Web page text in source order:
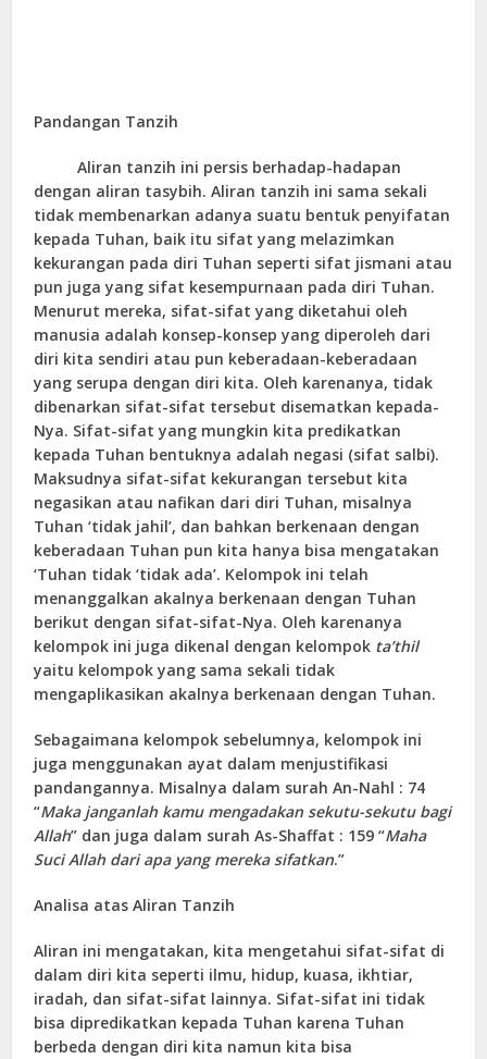
Pandangan Tanzih
Aliran tanzih ini persis berhadap-hadapan
dengan aliran tasybih. Aliran tanzih ini sama sekali
tidak membenarkan adanya suatu bentuk penyifatan
kepada Tuhan, baik itu sifat yang melazimkan
kekurangan pada diri Tuhan seperti sifat jismani atau
pun juga yang sifat kesempurnaan pada diri Tuhan.
Menurut mereka, sifat-sifat yang diketahui oleh
manusia adalah konsep-konsep yang diperoleh dari
diri kita sendiri atau pun keberadaan-keberadaan
yang serupa dengan diri kita. Oleh karenanya, tidak
dibenarkan sifat-sifat tersebut disematkan kepada-
Nya. Sifat-sifat yang mungkin kita predikatkan
kepada Tuhan bentuknya adalah negasi (sifat salbi).
Maksudnya sifat-sifat kekurangan tersebut kita
negasikan atau nafikan dari diri Tuhan, misalnya
Tuhan ‘tidak jahil’, dan bahkan berkenaan dengan
keberadaan Tuhan pun kita hanya bisa mengatakan
‘Tuhan tidak ‘tidak ada’. Kelompok ini telah
menanggalkan akalnya berkenaan dengan Tuhan
berikut dengan sifat-sifat-Nya. Oleh karenanya
kelompok ini juga dikenal dengan kelompok ta’thil
yaitu kelompok yang sama sekali tidak
mengaplikasikan akalnya berkenaan dengan Tuhan.
Sebagaimana kelompok sebelumnya, kelompok ini
juga menggunakan ayat dalam menjustifikasi
pandangannya. Misalnya dalam surah An-Nahl : 74
“Maka janganlah kamu mengadakan sekutu-sekutu bagi
Allah” dan juga dalam surah As-Shaffat : 159 “Maha
Suci Allah dari apa yang mereka sifatkan.”
Analisa atas Aliran Tanzih
Aliran ini mengatakan, kita mengetahui sifat-sifat di
dalam diri kita seperti ilmu, hidup, kuasa, ikhtiar,
iradah, dan sifat-sifat lainnya. Sifat-sifat ini tidak
bisa dipredikatkan kepada Tuhan karena Tuhan
berbeda dengan diri kita namun kita bisa